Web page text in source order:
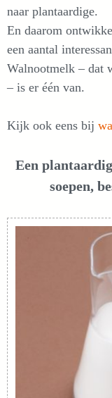
naar plantaardige.
En daarom
een aantal
Walnootmelk – dat
– is er één van.
Kijk ook eens bij
Een
soepen,